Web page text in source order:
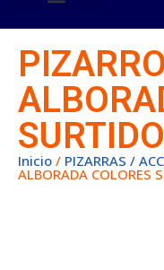
Inicio / PIZARRAS /
ALBORADA COLORES